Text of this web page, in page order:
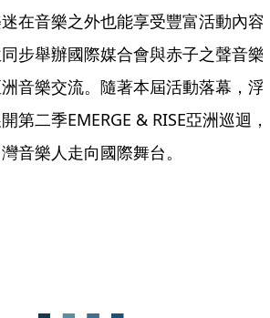
在音樂之外也能享受豐富活動內容
步舉辦國際媒合會與赤子之聲音樂
音樂交流。隨著本屆活動落幕，浮
第二季EMERGE & RISE亞洲巡迴，
音樂人走向國際舞台。